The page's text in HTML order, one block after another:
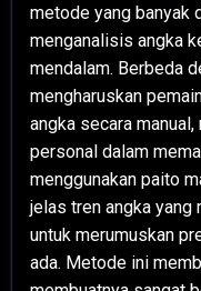
metode yang banyak
menganalisis angka
mendalam. Berbeda
mengharuskan
angka secara
personal dalam
menggunakan paito
jelas tren angka yang
untuk merumuskan
ada. Metode ini